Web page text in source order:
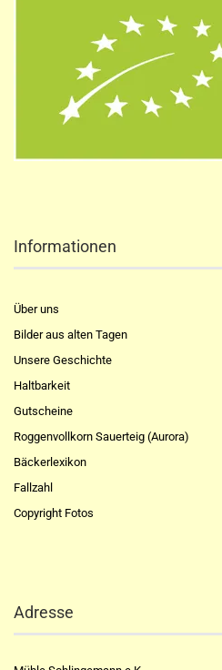
Informationen
Über uns
Bilder aus alten Tagen
Unsere Geschichte
Haltbarkeit
Gutscheine
Roggenvollkorn Sauerteig (Aurora)
Bäckerlexikon
Fallzahl
Copyright Fotos
Adresse